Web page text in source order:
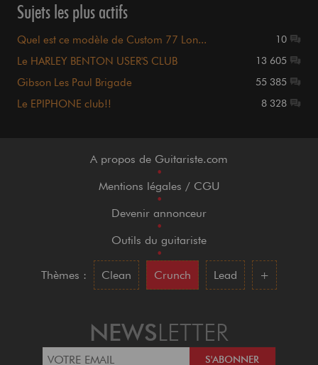
Sujets les plus actifs
Quel est ce modèle de Custom 77 Lon... 10
Le HARLEY BENTON USER'S CLUB 13 605
Gibson Les Paul Brigade 55 385
Le EPIPHONE club!! 8 328
A propos de Guitariste.com
•
Mentions légales / CGU
•
Devenir annonceur
•
Outils du guitariste
•
Thèmes :
Clean Crunch Lead +
NEWSLETTER